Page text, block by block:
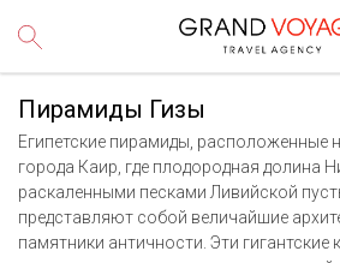
Пирамиды Гизы
Египетские пирамиды, расположенные
города Каир, где плодородная долина
раскаленными песками Ливийской
представляют собой величайшие
памятники античности. Эти гигантские